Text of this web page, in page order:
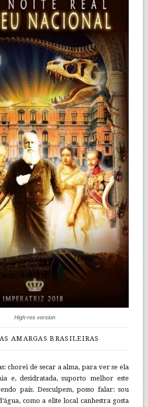
High-res version
AMARGAS BRASILEIRAS
chorei de secar a alma, para ver se ela
e, desidratada, suporto melhor este
país. Desculpem, posso falar: sou
como a elite local canhestra gosta